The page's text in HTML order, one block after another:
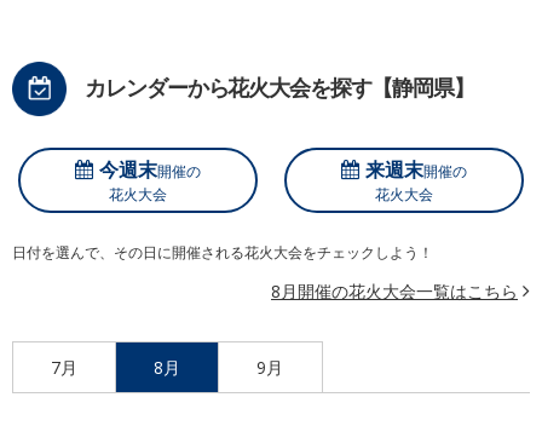
カレンダーから花火大会を探す【静岡県】
今週末開催の
花火大会
来週末開催の
花火大会
日付を選んで、その日に開催される花火大会をチェックしよう！
8月開催の花火大会一覧はこちら
7月 8月 9月